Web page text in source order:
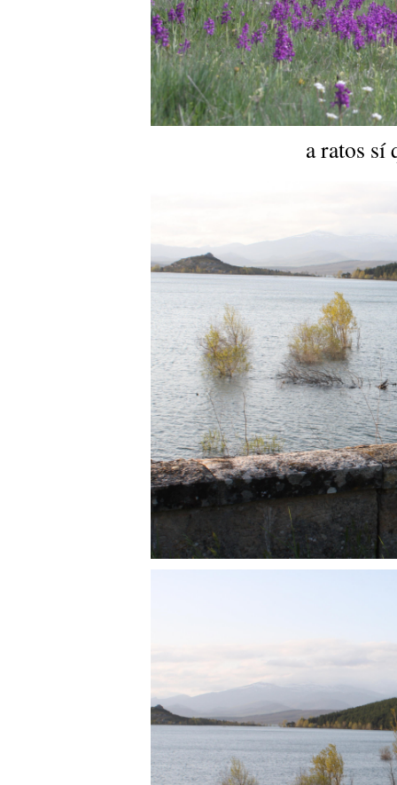
a ratos sí